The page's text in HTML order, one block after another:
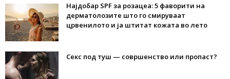
Најдобар SPF за розацеа: 5 фаворити на
дерматолозите што го смируваат
црвенилото и ја штитат кожата во лето
Секс под туш — совршенство или пропаст?